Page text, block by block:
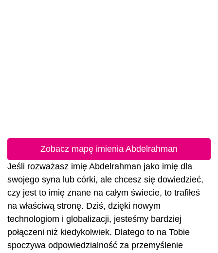
Zobacz mapę imienia Abdelrahman
Jeśli rozważasz imię Abdelrahman jako imię dla
swojego syna lub córki, ale chcesz się dowiedzieć,
czy jest to imię znane na całym świecie, to trafiłeś
na właściwą stronę. Dziś, dzięki nowym
technologiom i globalizacji, jesteśmy bardziej
połączeni niż kiedykolwiek. Dlatego to na Tobie
spoczywa odpowiedzialność za przemyślenie